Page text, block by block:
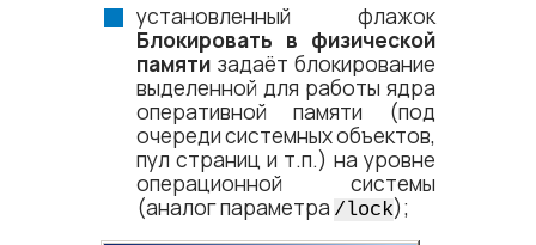
установленный флажок
Блокировать в физической
памяти задаёт блокирование
выделенной для работы ядра
оперативной памяти (под
очереди системных объектов,
пул страниц и т.п.) на уровне
операционной системы
(аналог параметра /lock);